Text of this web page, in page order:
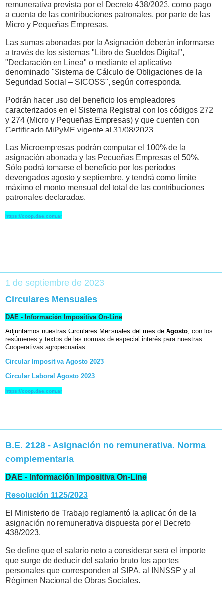
remunerativa prevista por el Decreto 438/2023, como pago
a cuenta de las contribuciones patronales, por parte de las
Micro y Pequeñas Empresas.
Las sumas abonadas por la Asignación deberán informarse
a través de los sistemas "Libro de Sueldos Digital",
"Declaración en Línea" o mediante el aplicativo
denominado "Sistema de Cálculo de Obligaciones de la
Seguridad Social – SICOSS", según corresponda.
Podrán hacer uso del beneficio los empleadores
caracterizados en el Sistema Registral con los códigos 272
y 274 (Micro y Pequeñas Empresas) y que cuenten con
Certificado MiPyME vigente al 31/08/2023.
Las Microempresas podrán computar el 100% de la
asignación abonada y las Pequeñas Empresas el 50%.
Sólo podrá tomarse el beneficio por los períodos
devengados agosto y septiembre, y tendrá como límite
máximo el monto mensual del total de las contribuciones
patronales declaradas.
https://coop.dae.com.ar
1 de septiembre de 2023
Circulares Mensuales
DAE - Información Impositiva On-Line
Adjuntamos nuestras Circulares Mensuales del mes de Agosto, con los
resúmenes y textos de las normas de especial interés para nuestras
Cooperativas agropecuarias:
Circular Impositiva Agosto 2023
Circular Laboral Agosto 2023
https://coop.dae.com.ar
B.E. 2128 - Asignación no remunerativa. Norma
complementaria
DAE - Información Impositiva On-Line
Resolución 1125/2023
El Ministerio de Trabajo reglamentó la aplicación de la
asignación no remunerativa dispuesta por el Decreto
438/2023.
Se define que el salario neto a considerar será el importe
que surge de deducir del salario bruto los aportes
personales que corresponden al SIPA, al INNSSP y al
Régimen Nacional de Obras Sociales.